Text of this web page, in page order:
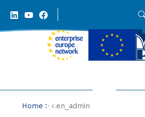
Home een_admin